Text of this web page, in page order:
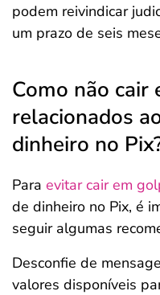
podem reivindicar
um prazo de seis
Como não cair
relacionados
dinheiro no
Para evitar cair em
de dinheiro no Pix, é
seguir algumas
Desconfie de
valores disponíveis